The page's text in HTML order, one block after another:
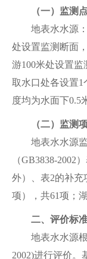
（一）监测
地表水水源：
处设置监测断面
游100米处设置
取水口处各设置1
度均为水面下0.5
（二）监测
地表水水源监
（GB3838-2002
外）、表2的补充
项），共61项；
二、评价标
地表水水源根
2002)进行评价。